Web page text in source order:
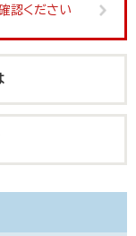
認ください